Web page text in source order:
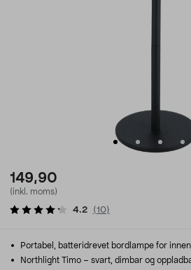
149,90
(inkl. moms)
4.2 (10)
Portabel, batteridrevet bordlampe for
Northlight Timo – svart, dimbar og